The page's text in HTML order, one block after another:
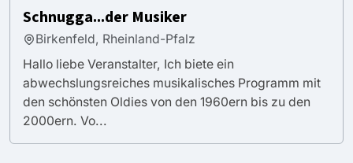
Schnugga...der Musiker
Birkenfeld, Rheinland-Pfalz
Hallo liebe Veranstalter, Ich biete ein
abwechslungsreiches musikalisches Programm mit
den schönsten Oldies von den 1960ern bis zu den
2000ern. Vo...